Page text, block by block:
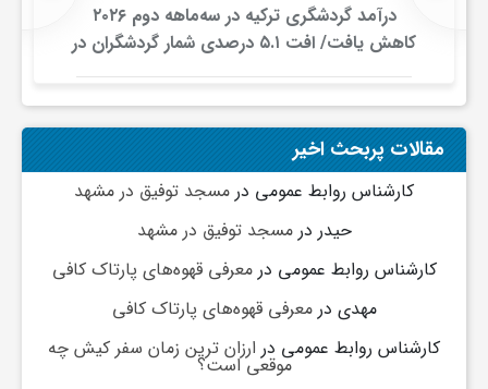
درآمد گردشگری ترکیه در سه‌ماهه دوم ۲۰۲۶
کاهش یافت/ افت ۵.۱ درصدی شمار گردشگران در
برابر افزایش هزینه‌کرد
مقالات پربحث اخیر
کارشناس روابط عمومی در مسجد توفیق در مشهد
حیدر درمسجد توفیق در مشهد
کارشناس روابط عمومی درمعرفی قهوه‌های پارتاک کافی
مهدی درمعرفی قهوه‌های پارتاک کافی
کارشناس روابط عمومی در ارزان ترین زمان سفر کیش چه
موقعی است؟